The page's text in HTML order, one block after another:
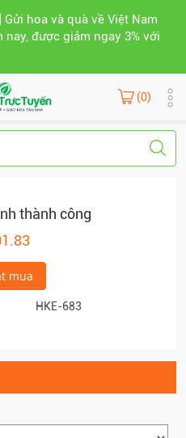
Gửi hoa và quà về Việt Nam
được giảm ngay 3% với
(0)
thành công
mua
HKE-683